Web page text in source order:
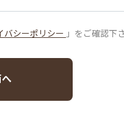
バシーポリシー 」をご確認下